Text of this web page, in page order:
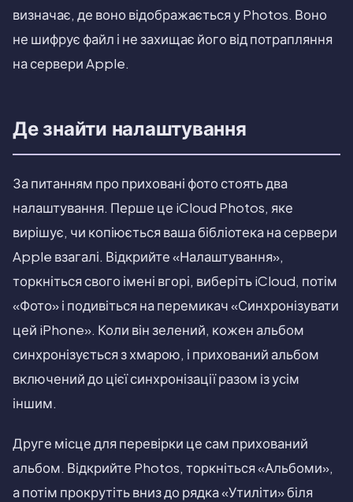
визначає, де воно відображається у Photos. Воно
не шифрує файл і не захищає його від потрапляння
на сервери Apple.
Де знайти налаштування
За питанням про приховані фото стоять два
налаштування. Перше це iCloud Photos, яке
вирішує, чи копіюється ваша бібліотека на сервери
Apple взагалі. Відкрийте «Налаштування»,
торкніться свого імені вгорі, виберіть iCloud, потім
«Фото» і подивіться на перемикач «Синхронізувати
цей iPhone». Коли він зелений, кожен альбом
синхронізується з хмарою, і прихований альбом
включений до цієї синхронізації разом із усім
іншим.
Друге місце для перевірки це сам прихований
альбом. Відкрийте Photos, торкніться «Альбоми»,
а потім прокрутіть вниз до рядка «Утиліти» біля